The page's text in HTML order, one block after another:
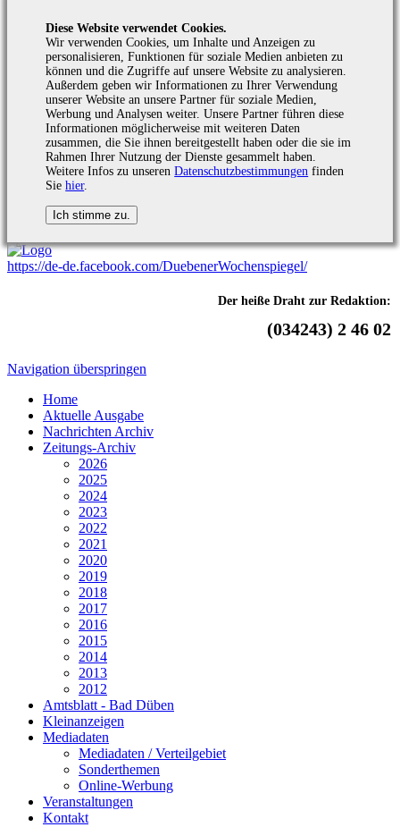
Diese Website verwendet Cookies.
Wir verwenden Cookies, um Inhalte und Anzeigen zu
personalisieren, Funktionen für soziale Medien anbieten zu
können und die Zugriffe auf unsere Website zu analysieren.
Außerdem geben wir Informationen zu Ihrer Verwendung
unserer Website an unsere Partner für soziale Medien,
Werbung und Analysen weiter. Unsere Partner führen diese
Informationen möglicherweise mit weiteren Daten
zusammen, die Sie ihnen bereitgestellt haben oder die sie im
Rahmen Ihrer Nutzung der Dienste gesammelt haben.
Weitere Infos zu unserenDatenschutzbestimmungen finden
Siehier.
https://de-de.facebook.com/DuebenerWochenspiegel/
Der heiße Draht zur Redaktion:
(034243) 2 46 02
Navigation überspringen
Home
Aktuelle Ausgabe
Nachrichten Archiv
Zeitungs-Archiv
2026
2025
2024
2023
2022
2021
2020
2019
2018
2017
2016
2015
2014
2013
2012
Amtsblatt - Bad Düben
Kleinanzeigen
Mediadaten
Mediadaten / Verteilgebiet
Sonderthemen
Online-Werbung
Veranstaltungen
Kontakt